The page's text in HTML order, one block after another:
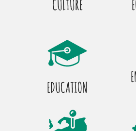
CULTURE
EDUCATION